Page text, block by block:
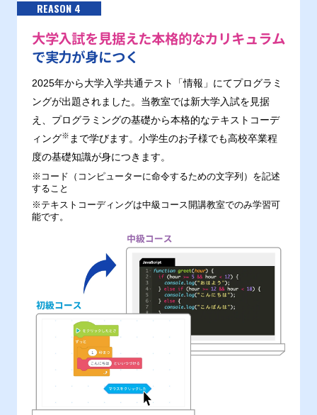
REASON 4
大学入試を見据えた本格的なカリキュラム
で実力が身につく
2025年から大学入学共通テスト「情報」にてプログラミ
ングが出題されました。当教室では新大学入試を見据
え、プログラミングの基礎から本格的なテキストコーデ
ィング※ まで学びます。小学生のお子様でも高校卒業程
度の基礎知識が身につきます。
※コード（コンピューターに命令するための文字列）を記述
すること
※テキストコーディングは中級コース開講教室でのみ学習可
能です。